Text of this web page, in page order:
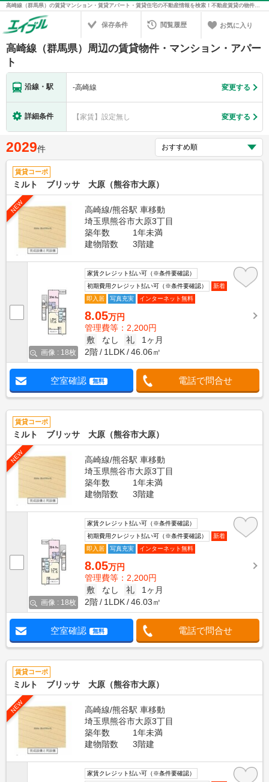
高崎線（群馬県）の賃貸マンション・賃貸アパート・賃貸住宅の不動産情報を検索！不動産賃貸の物件探しは、お部屋探しのエイブル
保存条件 閲覧履歴 お気に入り
高崎線（群馬県）周辺の賃貸物件・マンション・アパー
ト
沿線・駅 -高崎線 変更する
詳細条件 【家賃】設定無し 変更する
2029件
賃貸コーポ
ミルト ブリッサ 大原（熊谷市大原）
NEW
高崎線/熊谷駅 車移動
埼玉県熊谷市大原3丁目
築年数
1年未満
建物階数
3階建
画像 : 18枚
家賃クレジット払い可（※条件要確認）
初期費用クレジット払い可（※条件要確認）
新着
即入居
写真充実 インターネット無料
8.05万円
管理費等：2,200円
敷
なし 礼
1ヶ月
2階
1LDK 46.06㎡
空室確認 無料 電話で問合せ
賃貸コーポ
ミルト ブリッサ 大原（熊谷市大原）
NEW
高崎線/熊谷駅 車移動
埼玉県熊谷市大原3丁目
築年数
1年未満
建物階数
3階建
画像 : 18枚
家賃クレジット払い可（※条件要確認）
初期費用クレジット払い可（※条件要確認）
新着
即入居
写真充実 インターネット無料
8.05万円
管理費等：2,200円
敷
なし 礼
1ヶ月
2階
1LDK 46.03㎡
空室確認 無料 電話で問合せ
賃貸コーポ
ミルト ブリッサ 大原（熊谷市大原）
NEW
高崎線/熊谷駅 車移動
埼玉県熊谷市大原3丁目
築年数
1年未満
建物階数
3階建
家賃クレジット払い可（※条件要確認）